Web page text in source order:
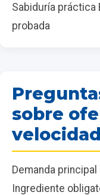
Sabiduría práctica
probada
sobre
Demanda
Ingrediente